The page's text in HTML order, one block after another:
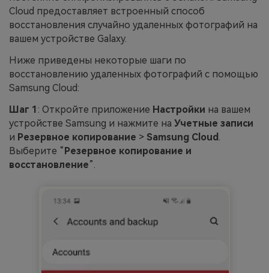
Cloud предоставляет встроенный способ
восстановления случайно удаленных фотографий на
вашем устройстве Galaxy.
Ниже приведены некоторые шаги по
восстановлению удаленных фотографий с помощью
Samsung Cloud:
Шаг 1 : Откройте приложение Настройки на вашем
устройстве Samsung и нажмите на Учетные записи
и Резервное копирование > Samsung Cloud
Выберите “Резервное копирование и
восстановление”.